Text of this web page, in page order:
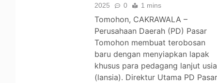
2025
0 1 mins
Tomohon, CAKRAWALA –
Perusahaan Daerah (PD) Pasar
Tomohon membuat terobosan
baru dengan menyiapkan lapak
khusus para pedagang lanjut usia
(lansia). Direktur Utama PD